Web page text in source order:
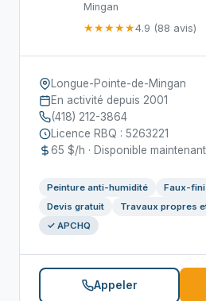
Mingan
★★★★★4.9 (88 avis)
Longue-Pointe-de-Mingan
En activité depuis 2001
(418) 212-3864
Licence RBQ : 5263221
65 $/h · Disponible maintenant
Peinture anti-humidité
Faux-
Devis gratuit
Travaux propres
✓ APCHQ
Appeler